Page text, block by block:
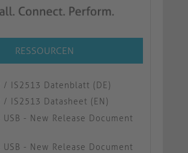
RESSOURCEN
/ IS2513 Datenblatt (DE)
/ IS2513 Datasheet (EN)
USB - New Release Document
USB - New Release Document